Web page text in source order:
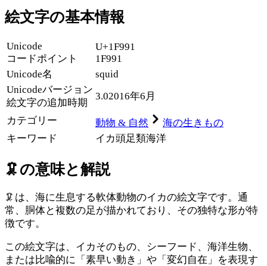
絵文字の基本情報
Unicode
コードポイント
U+1F991
1F991
Unicode名
squid
Unicodeバージョン
絵文字の追加時期
3.02016年6月
カテゴリー 動物 & 自然
海の生きもの
キーワード
イカ頭足類海洋
🦑 の意味と解説
🦑は、海に生息する軟体動物のイカの絵文字です。通
常、胴体と複数の足が描かれており、その独特な形が特
徴です。
この絵文字は、イカそのもの、シーフード、海洋生物、
または比喩的に「素早い動き」や「変幻自在」を表現す